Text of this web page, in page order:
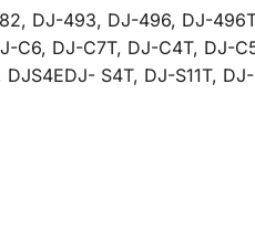
DJ-493, DJ-496, DJ-
DJ-C7T, DJ-C4T, DJ-
S4T, DJ-S11T,